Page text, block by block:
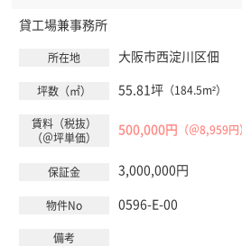
貸工場兼事務所
大阪市西淀川区佃
55.81坪 （184.5m²）
500,000円 （＠8,959円）
3,000,000円
0596-E-00